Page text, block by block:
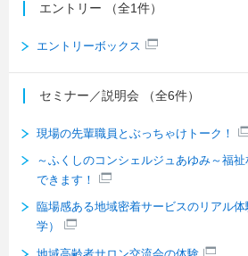
エントリー （全1件）
エントリーボックス
セミナー／説明会 （全6件）
現場の先輩職員とぶっちゃけトーク！
～ふくしのコンシェルジュあゆみ～福
できます！
臨場感ある地域密着サービスのリアル
学）